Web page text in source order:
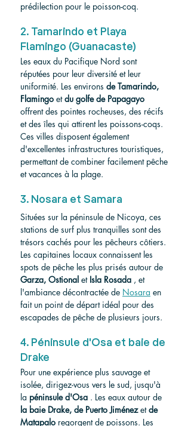
prédilection pour le poisson-coq.
2. Tamarindo et Playa
Flamingo (Guanacaste)
Les eaux du Pacifique Nord sont
réputées pour leur diversité et leur
uniformité. Les environs de Tamarindo,
Flamingo et du golfe de Papagayo
offrent des pointes rocheuses, des récifs
et des îles qui attirent les poissons-coqs.
Ces villes disposent également
d'excellentes infrastructures touristiques,
permettant de combiner facilement pêche
et vacances à la plage.
3. Nosara et Samara
Situées sur la péninsule de Nicoya, ces
stations de surf plus tranquilles sont des
trésors cachés pour les pêcheurs côtiers.
Les capitaines locaux connaissent les
spots de pêche les plus prisés autour de
Garza, Ostional et Isla Rosada , et
l'ambiance décontractée de Nosara en
fait un point de départ idéal pour des
escapades de pêche de plusieurs jours.
4. Péninsule d'Osa et baie de
Drake
Pour une expérience plus sauvage et
isolée, dirigez-vous vers le sud, jusqu'à
la péninsule d'Osa . Les eaux autour de
la baie Drake, de Puerto Jiménez et de
Matapalo regorgent de poissons. Les